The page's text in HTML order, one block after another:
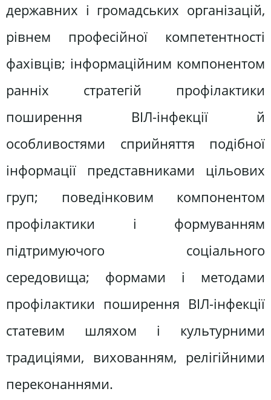
державних і громадських організацій,
рівнем професійної компетентності
фахівців; інформаційним компонентом
ранніх стратегій профілактики
поширення ВІЛ-інфекції й
особливостями сприйняття подібної
інформації представниками цільових
груп; поведінковим компонентом
профілактики і формуванням
підтримуючого соціального
середовища; формами і методами
профілактики поширення ВІЛ-інфекції
статевим шляхом і культурними
традиціями, вихованням, релігійними
переконаннями.